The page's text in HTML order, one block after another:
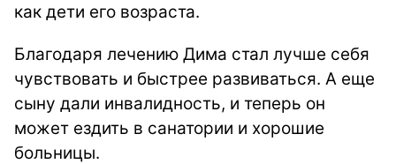
как дети его возраста.
Благодаря лечению Дима стал лучше себя
чувствовать и быстрее развиваться. А еще
сыну дали инвалидность, и теперь он
может ездить в санатории и хорошие
больницы.